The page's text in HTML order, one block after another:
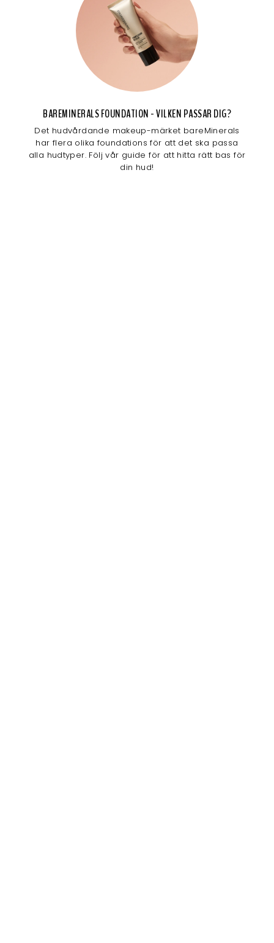
BAREMINERALS FOUNDATION - VILKEN PASSAR DIG?
Det hudvårdande makeup-märket bareMinerals
har flera olika foundations för att det ska passa
alla hudtyper. Följ vår guide för att hitta rätt bas för
din hud!